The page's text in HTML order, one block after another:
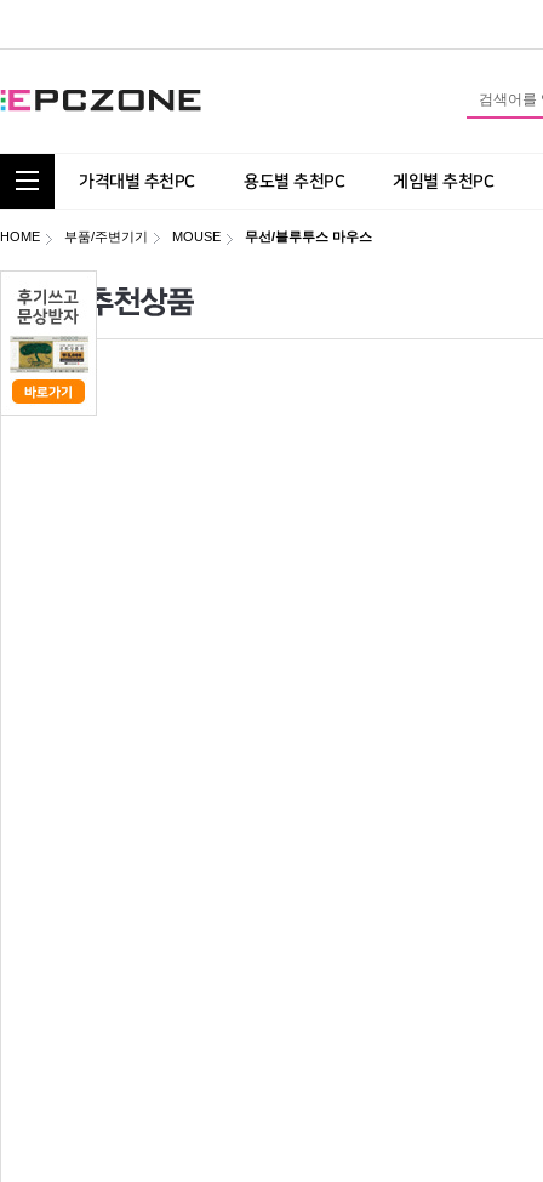
통합 카테고리 보기
가격대별 추천PC 용도별 추천PC 게임별 추천PC
HOME 부품/주변기기 MOUSE 무선/블루투스 마우스